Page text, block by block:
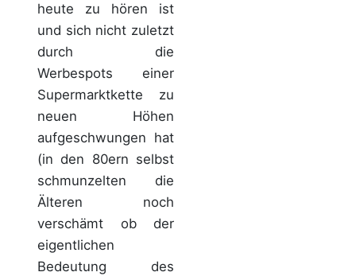
heute zu hören ist
und sich nicht zuletzt
durch die
Werbespots einer
Supermarktkette zu
neuen Höhen
aufgeschwungen hat
(in den 80ern selbst
schmunzelten die
Älteren noch
verschämt ob der
eigentlichen
Bedeutung des